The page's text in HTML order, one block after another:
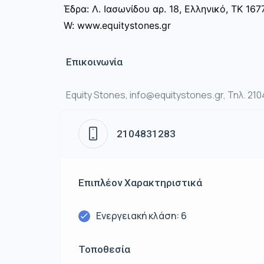
Έδρα: Λ. Ιασωνίδου αρ. 18, Ελληνικό, ΤΚ
W: www.equitystones.gr
Επικοινωνία
Equity Stones, info@equitystones.gr, Τηλ.
2104831283
Επιπλέον Χαρακτηριστικά
Ενεργειακή κλάση: 6
Τοποθεσία